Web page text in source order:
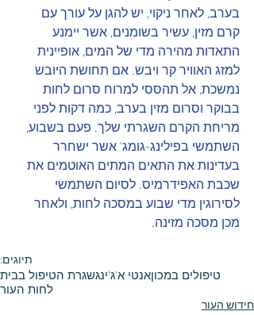
בערב, לאחר ניקוי, יש להגן על עורך עם
קרם מזין, עשיר בשומנים, אשר יימנע
התאדות מהירה מדי של המים, אופיינית
למזג האוויר קר ויבש. אם תחושת היובש
נמשכת, אל תהססי למרוח סרום לחות
בבוקר וסרום מזין בערב, כמה דקות לפני
מריחת הקרם השגרתי שלך. פעם בשבוע,
השתמשי בפילינג-גומג' אשר ישחרר
בעדינות את התאים המתים האוטמים את
שכבת האפידרמיס. לסיום השתמשי
לסירוגין מדי שבוע במסכה לחות, ולאחר
מכן מסכה מזינה.
תיוגים:
טיפולים במכוןאנטי א'ג'ינגשגרת הטיפול בבית
לחות העור
חידוש העור